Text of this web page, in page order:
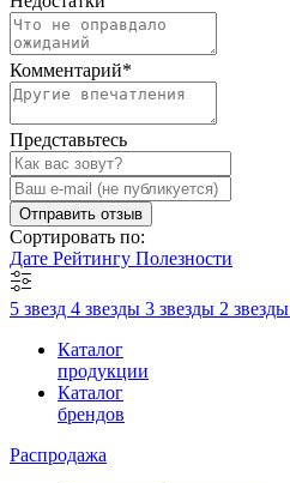
Комментарий*
Представьтесь
Отправить отзыв
Сортировать по:
Дате Рейтингу Полезности
5 звезд 4 звезды 3 звезды 2 звезды
Каталог
продукции
Каталог
брендов
Распродажа